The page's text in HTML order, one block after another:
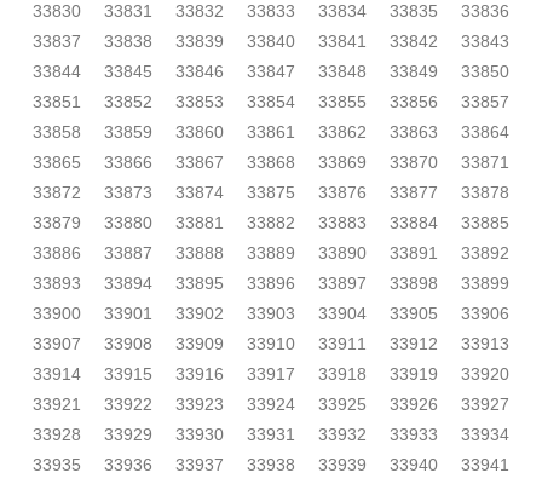
33830
33831 33832 33833 33834 33835
33836
33837
33838 33839 33840 33841 33842
33843
33844
33845 33846 33847 33848 33849
33850
33851
33852 33853 33854 33855 33856
33857
33858
33859 33860 33861 33862 33863
33864
33865
33866 33867 33868 33869 33870
33871
33872
33873 33874 33875 33876 33877
33878
33879
33880 33881 33882 33883 33884
33885
33886
33887 33888 33889 33890 33891
33892
33893
33894 33895 33896 33897 33898
33899
33900
33901 33902 33903 33904 33905
33906
33907
33908 33909 33910 33911 33912
33913
33914
33915 33916 33917 33918 33919
33920
33921
33922 33923 33924 33925 33926
33927
33928
33929 33930 33931 33932 33933
33934
33935
33936 33937 33938 33939 33940
33941